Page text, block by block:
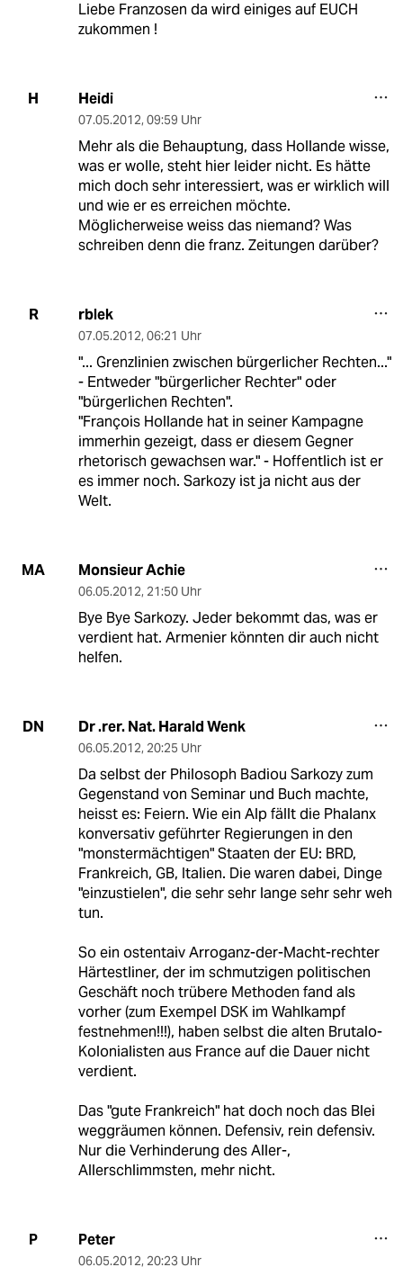
Liebe Franzosen da wird einiges auf EUCH
zukommen !
H Heidi
07.05.2012, 09:59 Uhr
Mehr als die Behauptung, dass Hollande wisse,
was er wolle, steht hier leider nicht. Es hätte
mich doch sehr interessiert, was er wirklich will
und wie er es erreichen möchte.
Möglicherweise weiss das niemand? Was
schreiben denn die franz. Zeitungen darüber?
R rblek
07.05.2012, 06:21 Uhr
"... Grenzlinien zwischen bürgerlicher Rechten..."
- Entweder "bürgerlicher Rechter" oder
"bürgerlichen Rechten".
"François Hollande hat in seiner Kampagne
immerhin gezeigt, dass er diesem Gegner
rhetorisch gewachsen war." - Hoffentlich ist er
es immer noch. Sarkozy ist ja nicht aus der
Welt.
MA Monsieur Achie
06.05.2012, 21:50 Uhr
Bye Bye Sarkozy. Jeder bekommt das, was er
verdient hat. Armenier könnten dir auch nicht
helfen.
DN Dr .rer. Nat. Harald Wenk
06.05.2012, 20:25 Uhr
Da selbst der Philosoph Badiou Sarkozy zum
Gegenstand von Seminar und Buch machte,
heisst es: Feiern. Wie ein Alp fällt die Phalanx
konversativ geführter Regierungen in den
"monstermächtigen" Staaten der EU: BRD,
Frankreich, GB, Italien. Die waren dabei, Dinge
"einzustielen", die sehr sehr lange sehr sehr weh
tun.
So ein ostentaiv Arroganz-der-Macht-rechter
Härtestliner, der im schmutzigen politischen
Geschäft noch trübere Methoden fand als
vorher (zum Exempel DSK im Wahlkampf
festnehmen!!!), haben selbst die alten Brutalo-
Kolonialisten aus France auf die Dauer nicht
verdient.
Das "gute Frankreich" hat doch noch das Blei
weggräumen können. Defensiv, rein defensiv.
Nur die Verhinderung des Aller-,
Allerschlimmsten, mehr nicht.
P Peter
06.05.2012, 20:23 Uhr